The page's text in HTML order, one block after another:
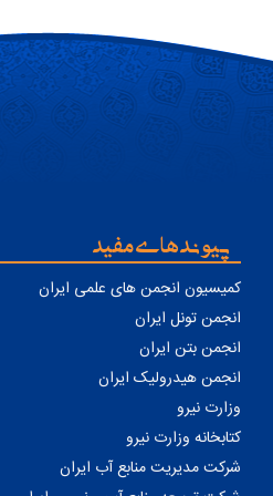
پیوندهای مفید
کمیسیون انجمن های علمی ایران
انجمن تونل ایران
انجمن بتن ایران
انجمن هیدرولیک ایران
وزارت نیرو
کتابخانه وزارت نیرو
شرکت مدیریت منابع آب ایران